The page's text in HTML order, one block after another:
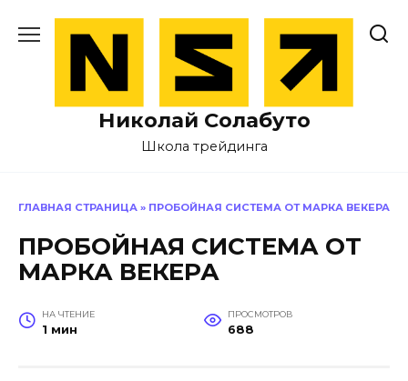
содержанию
Николай Солабуто
Школа трейдинга
ГЛАВНАЯ СТРАНИЦА » ПРОБОЙНАЯ СИСТЕМА ОТ МАРКА ВЕКЕРА
ПРОБОЙНАЯ СИСТЕМА ОТ
МАРКА ВЕКЕРА
НА ЧТЕНИЕ
1 мин
ПРОСМОТРОВ
688